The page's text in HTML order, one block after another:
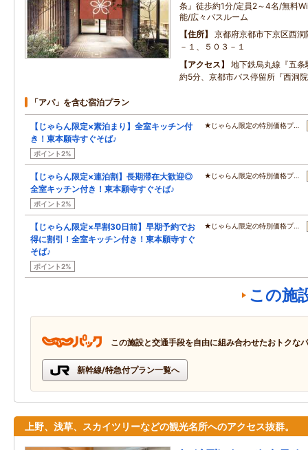
条』徒歩約1分/定員2～4名/無料
能/広々バスルーム
住所
京都府京都市下京区西
－１、５０３－１
アクセス
地下鉄烏丸線『五
約5分、京都市バス停留所『西洞
「アパ」を含む宿泊プラン
【じゃらん限定×素泊まり】全室キッチン付
き！東本願寺すぐそば♪
ポイント2%
★じゃらん限定の特別価格プ…
【じゃらん限定×連泊割】長期滞在大歓迎◎
全室キッチン付き！東本願寺すぐそば♪
ポイント2%
★じゃらん限定の特別価格プ…
【じゃらん限定×早割30日前】早期予約でお
得に割引！全室キッチン付き！東本願寺すぐ
そば♪
ポイント2%
★じゃらん限定の特別価格プ…
この施
この施設と交通手段を自由に組み合わせたおトクな
新幹線/特急付プラン一覧へ
上野、浅草、スカイツリーなどの観光名所へのアクセス抜群。